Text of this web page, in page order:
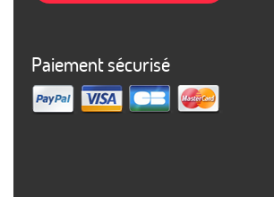
Paiement sécurisé